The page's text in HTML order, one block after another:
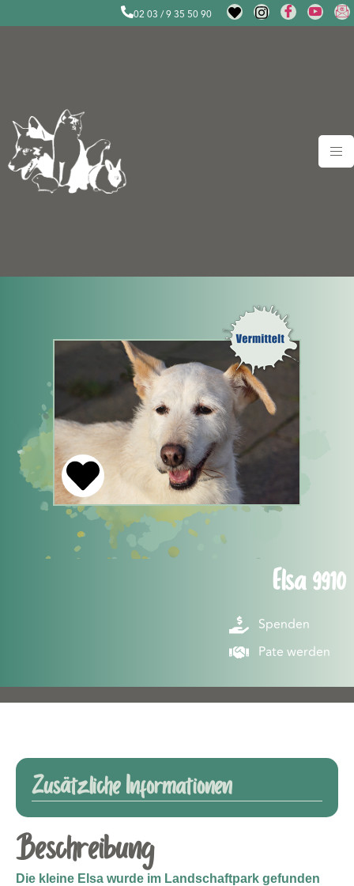
02 03 / 9 35 50 90
Elsa 9910
Spenden
Pate werden
Zusätzliche Informationen
Beschreibung
Die kleine Elsa wurde im Landschaftpark gefunden